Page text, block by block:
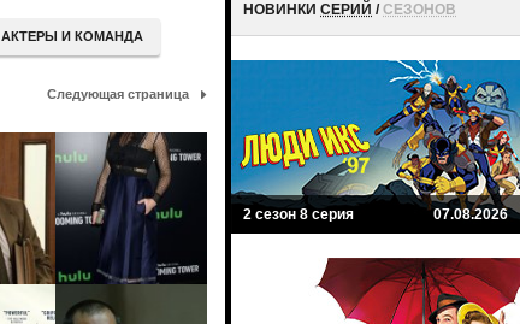
АКТЕРЫ И КОМАНДА
Следующая страница
НОВИНКИ СЕРИЙ /СЕЗОНОВ
2 сезон 8 серия 07.08.2026